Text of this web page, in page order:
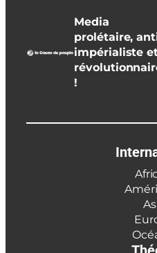
Media
prolétaire,
impérialiste
!